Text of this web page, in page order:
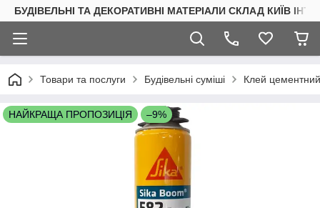
БУДІВЕЛЬНІ ТА ДЕКОРАТИВНІ МАТЕРІАЛИ СКЛАД КИЇВ
Товари та послуги Будівельні суміші Клей
НАЙКРАЩА ПРОПОЗИЦІЯ –9%